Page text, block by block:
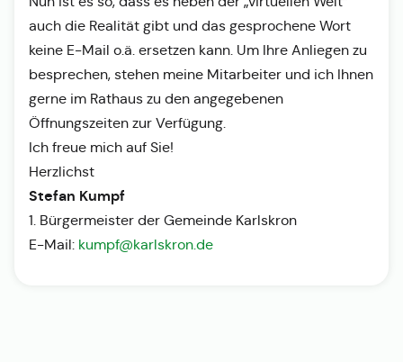
auch die Realität gibt und das gesprochene Wort
keine E-Mail o.ä. ersetzen kann. Um Ihre Anliegen zu
besprechen, stehen meine Mitarbeiter und ich Ihnen
gerne im Rathaus zu den angegebenen
Öffnungszeiten zur Verfügung.
Ich freue mich auf Sie!
Herzlichst
Stefan Kumpf
1. Bürgermeister der Gemeinde Karlskron
E-Mail: kumpf@karlskron.de